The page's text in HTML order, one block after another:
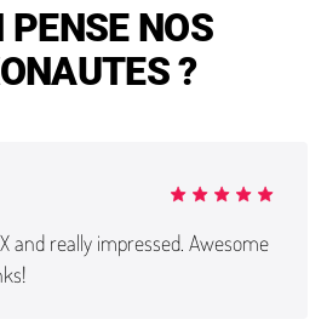
PENSE NOS
?
and really impressed. Awesome